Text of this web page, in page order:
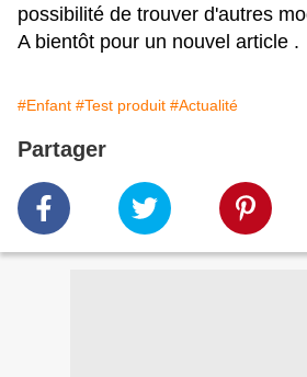
possibilité de trouver d'autres
A bientôt pour un nouvel article .
#Enfant #Test produit #Actualité
Partager